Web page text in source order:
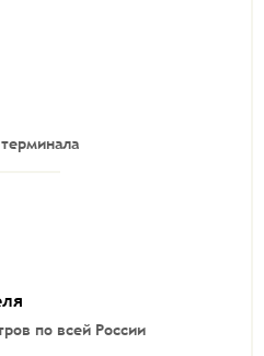
по всей России